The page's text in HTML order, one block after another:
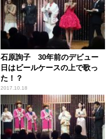
石原詢子 30年前のデビュー
日はビールケースの上で歌っ
た！？
2017.10.18